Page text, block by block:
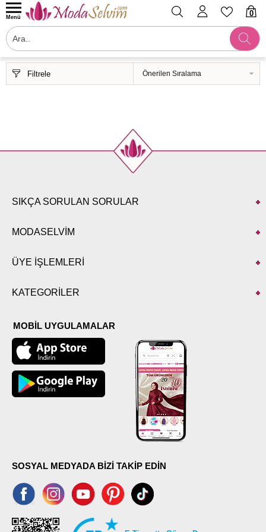
0
Menü
Filtrele
SIKÇA SORULAN SORULAR
MODASELVİM
ÜYE İŞLEMLERİ
KATEGORİLER
MOBİL UYGULAMALAR
SOSYAL MEDYADA BİZİ TAKİP EDİN